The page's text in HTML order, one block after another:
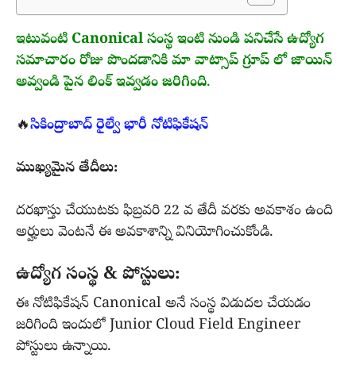
ఇటువంటి Canonical సంస్థ ఇంటి నుండి పనిచేసే ఉద్యోగ
సమాచారం రోజు పొందడానికి మా వాట్సాప్ గ్రూప్ లో జాయిన్
అవ్వండి పైన లింక్ ఇవ్వడం జరిగింది.
🔥సికింద్రాబాద్ రైల్వే భారీ నోటిఫికేషన్
ముఖ్యమైన తేదీలు:
దరఖాస్తు చేయుటకు ఫిబ్రవరి 22 వ తేదీ వరకు అవకాశం ఉంది
అర్హులు వెంటనే ఈ అవకాశాన్ని వినియోగించుకోండి.
ఉద్యోగ సంస్థ & పోస్టులు:
ఈ నోటిఫికేషన్ Canonical అనే సంస్థ విడుదల చేయడం
జరిగింది ఇందులో Junior Cloud Field Engineer
పోస్టులు ఉన్నాయి.